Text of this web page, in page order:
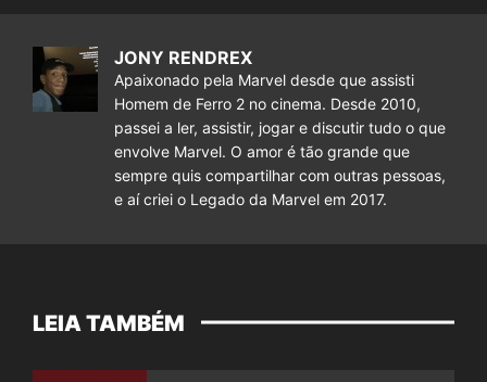
JONY RENDREX
Apaixonado pela Marvel desde que assisti
Homem de Ferro 2 no cinema. Desde 2010,
passei a ler, assistir, jogar e discutir tudo o que
envolve Marvel. O amor é tão grande que
sempre quis compartilhar com outras pessoas,
e aí criei o Legado da Marvel em 2017.
LEIA TAMBÉM